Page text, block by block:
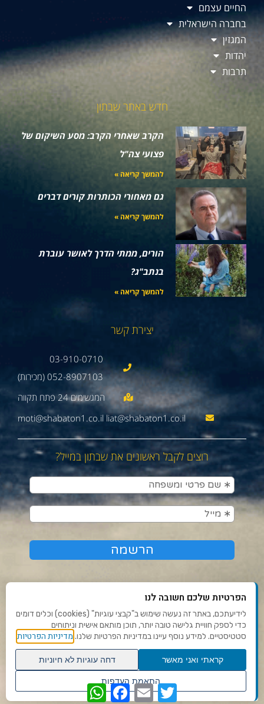
החיים עצמם
בחברה הישראלית
המגזין
יהדות
תרבות
חדש באתר שבתון
הקרב שאחרי הקרב: מסע השיקום של
פצועי צה"ל
להמשך קריאה »
גם מאחורי הכותרות קורים דברים
להמשך קריאה »
הורים, ממתי הדרך לאושר עוברת
בנתב"ג?
להמשך קריאה »
יצירת קשר
03-910-0710
052-8907103 (מכירות)
moti@shabaton1.co.il liat@shabaton1.co.il
רוצים לקבל ראשונים את שבתון במייל?
תנאי שימוש ומדיניות פרטיות
פנו אלינו
הצהרת נגישות
Ⓒ 2020 - כל הזכויות שמורות לשבתון WhatsAppFacebookEmailTwitter לראש
הפרטיות שלכם חשובה לנו
לידיעתכם, באתר זה נעשה שימוש ב"קבצי עוגיות" (cookies) וכלים דומים
כדי לספק חוויית גלישה טובה יותר, תוכן מותאם אישית וניתוחים
סטטיסטיים. למידע נוסף עיינו במדיניות הפרטיות שלנו. מדיניות הפרטיות
קראתי ואני מאשר
דחה עוגיות לא חיוניות
התאמת העדפות
שנו העדפות פרטיות